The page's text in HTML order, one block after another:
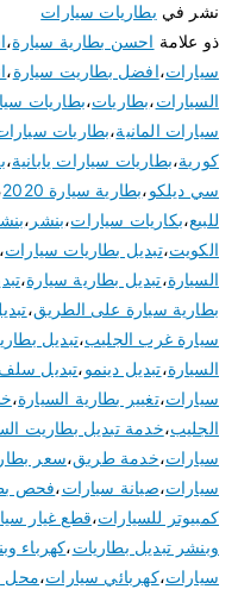
نشر في بطاريات سيارات
ذو علامة احسن بطارية سيارة،
سيارات،افضل بطاريت سيارة،
السيارات،بطاريات،بطاريات
سيارات المانية،بطاريات
كورية،بطاريات سيارات يابانية،
سي ديلكو،بطارية سيارة 2020
للبيع،بكاريات سيارات،بنشر ،
الكويت،تبديل بطاريات سيارات
السيارة،تبديل بطارية سيارة،
بطارية سيارة على الطريق،
سيارة غرب الجليب،تبديل
السيارة،تبديل دينمو،تبديل سلف
سيارات،تغيير بطارية السيارة،
الجليب،خدمة تبديل بطاريت
سيارات،خدمة طريق،سعر
سيارات،صيانة سيارات،فحص
كمبيوتر للسيارات،قطع غيار
وبنشر تبديل بطاريات،كهرباء
سيارات،كهربائي سيارات،محل